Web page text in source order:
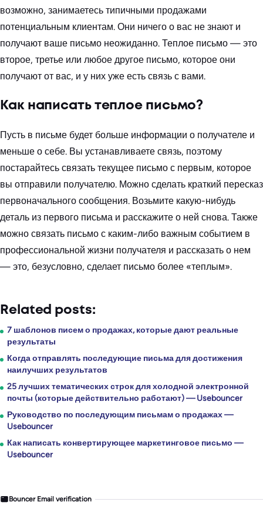
возможно, занимаетесь типичными продажами
потенциальным клиентам. Они ничего о вас не знают и
получают ваше письмо неожиданно. Теплое письмо — это
второе, третье или любое другое письмо, которое они
получают от вас, и у них уже есть связь с вами.
Как написать теплое письмо?
Пусть в письме будет больше информации о получателе и
меньше о себе. Вы устанавливаете связь, поэтому
постарайтесь связать текущее письмо с первым, которое
вы отправили получателю. Можно сделать краткий пересказ
первоначального сообщения. Возьмите какую-нибудь
деталь из первого письма и расскажите о ней снова. Также
можно связать письмо с каким-либо важным событием в
профессиональной жизни получателя и рассказать о нем
— это, безусловно, сделает письмо более «теплым».
Related posts:
7 шаблонов писем о продажах, которые дают реальные
результаты
Когда отправлять последующие письма для достижения
наилучших результатов
25 лучших тематических строк для холодной электронной
почты (которые действительно работают) — Usebouncer
Руководство по последующим письмам о продажах —
Usebouncer
Как написать конвертирующее маркетинговое письмо —
Usebouncer
Bouncer Email verification